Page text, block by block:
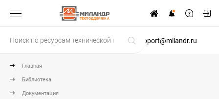
ТЕХПОДДЕРЖКА
support@milandr.ru
Главная
Библиотека
Документация